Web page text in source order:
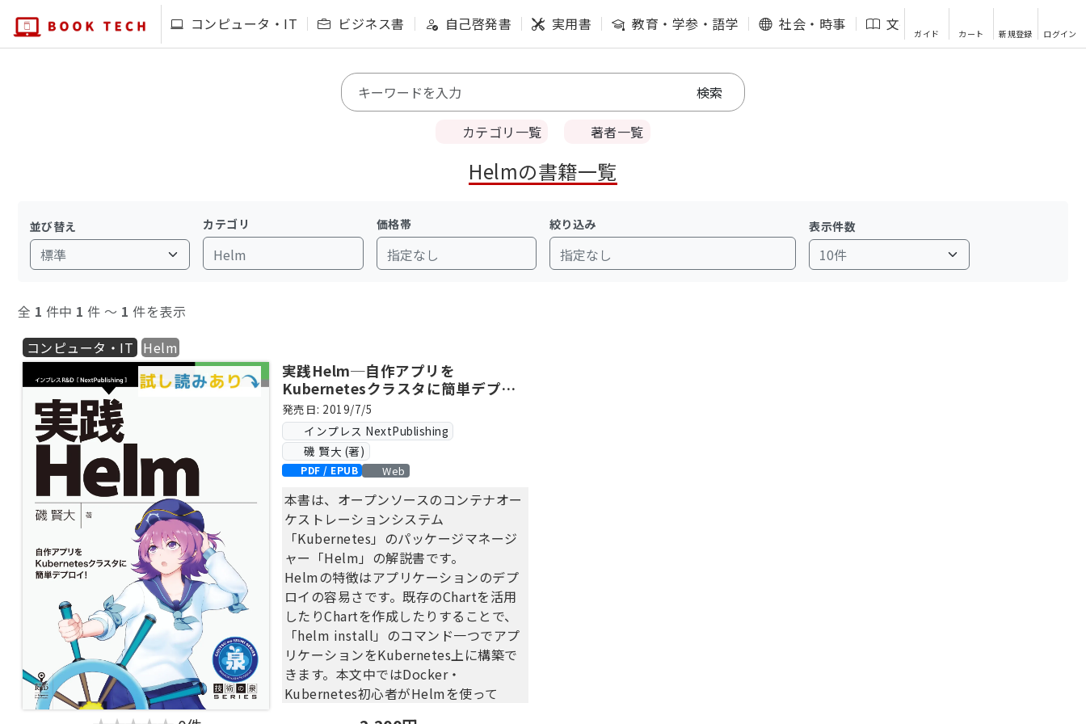
コンピュータ・IT ビジネス書 自己啓発書 実用書 教育・学参・語学 社会・時事 文芸・エッセイ
ガイド カート 新規登録 ログイン
カテゴリ一覧 著者一覧
Helmの書籍一覧
並び替え カテゴリ
Helm
価格帯
指定なし
絞り込み
指定なし
表示件数
全 1 件中 1 件 〜 1 件を表示
コンピュータ・IT Helm
実践Helm─自作アプリを
Kubernetesクラスタに簡単デプロ
イ！
発売日: 2019/7/5
インプレス NextPublishing
磯 賢大 (著)
PDF / EPUB Web
本書は、オープンソースのコンテナオー
ケストレーションシステム
「Kubernetes」のパッケージマネージ
ャー「Helm」の解説書です。
Helmの特徴はアプリケーションのデプ
ロイの容易さです。既存のChartを活用
したりChartを作成したりすることで、
「helm install」のコマンド一つでアプ
リケーションをKubernetes上に構築で
きます。本文中ではDocker・
Kubernetes初心者がHelmを使って